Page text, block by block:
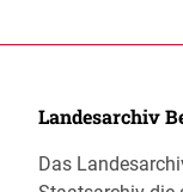
Landesarchiv
Das